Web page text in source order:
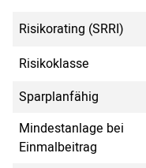
Risikorating (SRRI)
Risikoklasse
Sparplanfähig
Mindestanlage bei
Einmalbeitrag